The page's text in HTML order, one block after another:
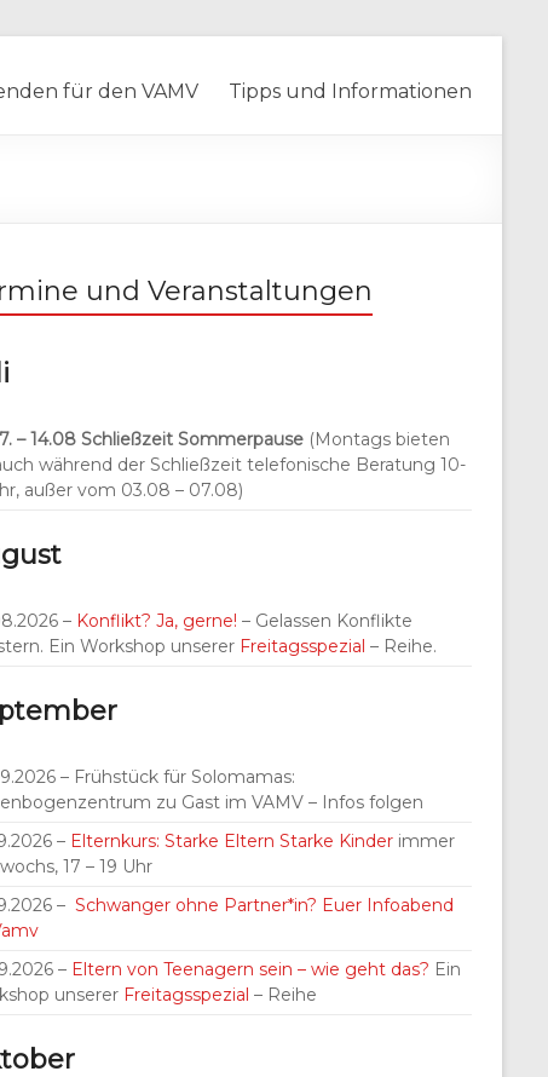
für den VAMV Tipps und Informationen
und Veranstaltungen
– 14.08 Schließzeit Sommerpause (Montags bieten
während der Schließzeit telefonische Beratung 10-
außer vom 03.08 – 07.08)
– Konflikt? Ja, gerne! – Gelassen Konflikte
Ein Workshop unserer Freitagsspezial – Reihe.
– Frühstück für Solomamas:
zu Gast im VAMV – Infos folgen
– Elternkurs: Starke Eltern Starke Kinder immer
17 – 19 Uhr
– Schwanger ohne Partner*in? Euer Infoabend
– Eltern von Teenagern sein – wie geht das? Ein
unserer Freitagsspezial – Reihe